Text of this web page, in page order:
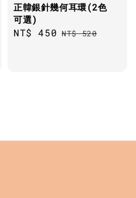
正韓銀針幾何耳環(2色
可選)
Sale
NT$ 450 Regular
NT$ 520